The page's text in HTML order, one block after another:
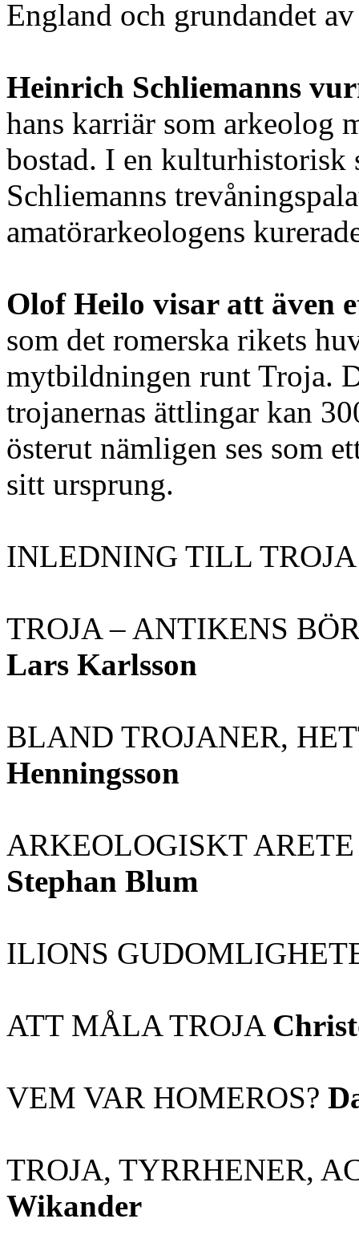
England och grundandet
Heinrich Schliemanns
hans karriär som arkeolog
bostad. I en
Schliemanns
amatörarkeologens
Olof Heilo visar att även
som det romerska rikets
mytbildningen runt Troja.
trojanernas ättlingar kan
österut nämligen ses som
sitt ursprung.
INLEDNING TILL
TROJA – ANTIKENS
Lars Karlsson
BLAND TROJANER,
Henningsson
ARKEOLOGISKT
Stephan Blum
ILIONS
ATT MÅLA TROJA
VEM VAR HOMEROS?
TROJA, TYRRHENER,
Wikander